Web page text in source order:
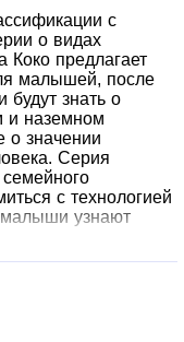
с
о видах
Коко предлагает
малышей, после
будут знать о
и наземном
о значении
Серия
с технологией
узнают